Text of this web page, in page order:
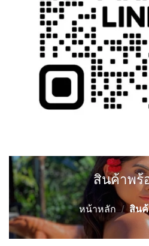
สินค้าพร้
หน้าหลัก / สิน